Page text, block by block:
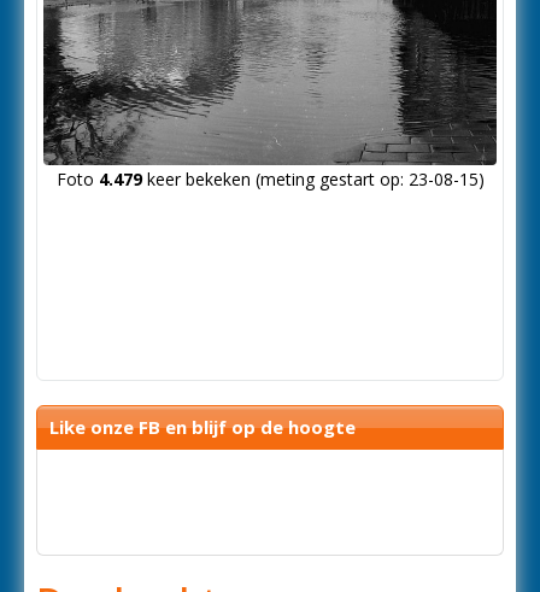
Foto 4.479keer bekeken (meting gestart op: 23-08-15)
Like onze FB en blijf op de hoogte